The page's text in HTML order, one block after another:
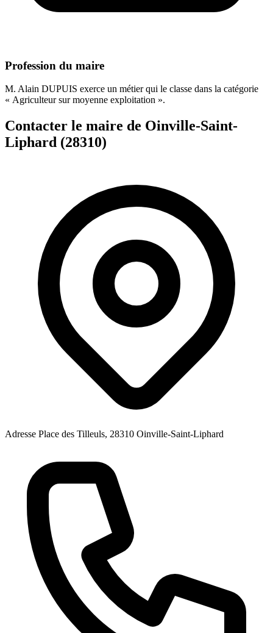
Profession du maire
M. Alain DUPUIS exerce un métier qui le classe dans la catégorie
« Agriculteur sur moyenne exploitation ».
Contacter le maire de Oinville-Saint-
Liphard (28310)
Adresse Place des Tilleuls, 28310 Oinville-Saint-Liphard